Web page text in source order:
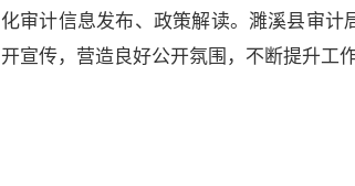
化审计信息发布、政策解读。濉溪县审
开宣传，营造良好公开氛围，不断提升工